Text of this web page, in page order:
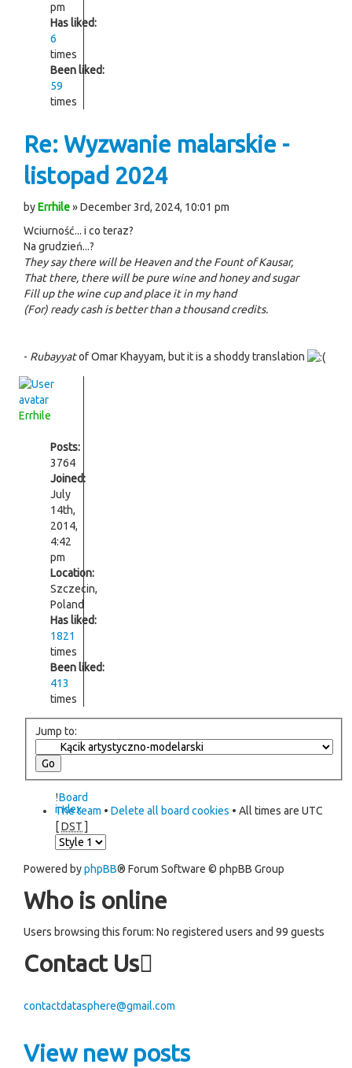
pm
Has liked:
6
times
Been liked:
59
times
Re: Wyzwanie malarskie -
listopad 2024
byErrhile» December 3rd, 2024, 10:01 pm
Wciurność... i co teraz?
Na grudzień...?
They say there will be Heaven and the Fount of Kausar,
That there, there will be pure wine and honey and sugar
Fill up the wine cup and place it in my hand
(For) ready cash is better than a thousand credits.
- Rubayyatof Omar Khayyam, but it is a shoddy translation
Errhile
Posts:
3764
Joined:
July
14th,
2014,
4:42
pm
Location:
Szczecin,
Poland
Has liked:
1821
times
Been liked:
413
times
Jump to:
Board
index
The team •Delete all board cookies • All times are UTC
[DST ]
Powered byphpBB® Forum Software © phpBB Group
Who is online
Users browsing this forum: No registered users and 99 guests
Contact Us
contactdatasphere@gmail.com
View new posts